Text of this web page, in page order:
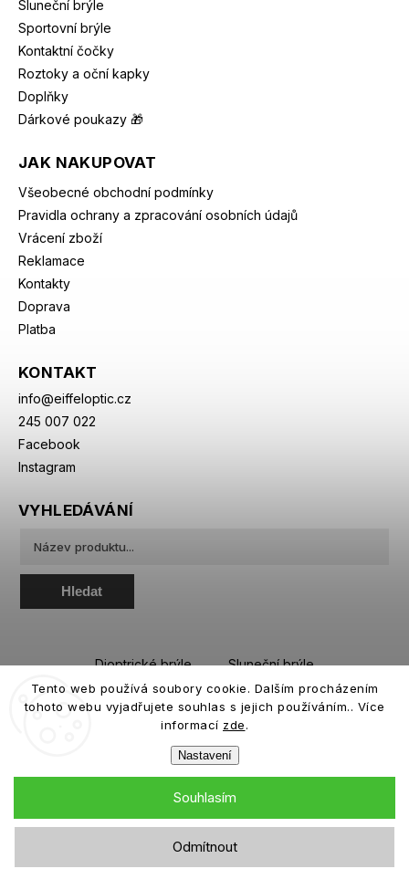
Tento web používá soubory cookie. Dalším procházením
tohoto webu vyjadřujete souhlas s jejich používáním.. Více
informací zde.
Nastavení
Odmítnout
Souhlasím
Sluneční brýle
Sportovní brýle
Kontaktní čočky
Roztoky a oční kapky
Doplňky
Dárkové poukazy 🎁
JAK NAKUPOVAT
Všeobecné obchodní podmínky
Pravidla ochrany a zpracování osobních údajů
Vrácení zboží
Reklamace
Kontakty
Doprava
Platba
KONTAKT
info@eiffeloptic.cz
245 007 022
Facebook
Instagram
VYHLEDÁVÁNÍ
Hledat
Dioptrické brýle
Sluneční brýle
Sportovní brýle
Kontaktní čočky
Roztoky a oční kapky
Copyright 2026eiffeloptic.cz. Všechna práva vyhrazena.